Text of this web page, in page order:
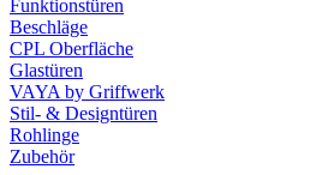
Funktionstüren
Beschläge
CPL Oberfläche
Glastüren
VAYA by Griffwerk
Stil- & Designtüren
Rohlinge
Zubehör